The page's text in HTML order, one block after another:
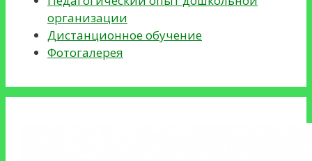
организации
Дистанционное обучение
Фотогалерея